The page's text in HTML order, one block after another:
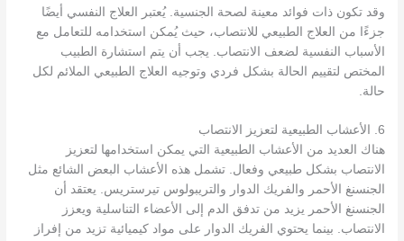
وقد تكون ذات فوائد معينة لصحة الجنسية. يُعتبر العلاج النفسي أيضًا
جزءًا من العلاج الطبيعي للانتصاب، حيث يُمكن استخدامه للتعامل مع
الأسباب النفسية لضعف الانتصاب. يجب أن يتم استشارة الطبيب
المختص لتقييم الحالة بشكل فردي وتوجيه العلاج الطبيعي الملائم لكل
حالة.
6. الأعشاب الطبيعية لتعزيز الانتصاب
هناك العديد من الأعشاب الطبيعية التي يمكن استخدامها لتعزيز
الانتصاب بشكل طبيعي وفعال. تشمل هذه الأعشاب البعض الشائع مثل
الجنسنغ الأحمر والفريك الدوار والتريبولوس تيرستريس. يعتقد أن
الجنسنغ الأحمر يزيد من تدفق الدم إلى الأعضاء التناسلية ويعزز
الانتصاب. بينما يحتوي الفريك الدوار على مواد كيميائية تزيد من إفراز